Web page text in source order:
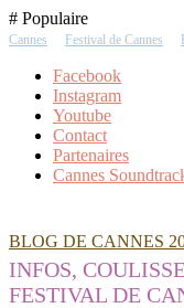
Skip
To
# Populaire
Cannes Festival de Cannes
Facebook
Instagram
Youtube
Contact
Partenaires
Cannes
BLOG DE CANNES
INFOS,
FESTIVAL DE